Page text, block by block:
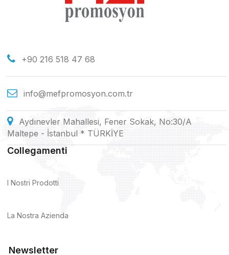
+90 216 518 47 68
info@mefpromosyon.com.tr
Aydınevler Mahallesi, Fener Sokak, No:30/A
Maltepe - İstanbul * TÜRKİYE
Collegamenti
I Nostri Prodotti
La Nostra Azienda
Newsletter